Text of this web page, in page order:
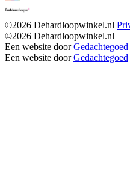
©2026 Dehardloopwinkel.nl
©2026 Dehardloopwinkel.nl
Een website doorGedachtegoed
Een website doorGedachtegoed